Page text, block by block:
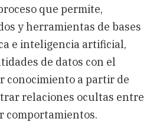
que permite,
y herramientas de bases
e inteligencia artificial,
de datos con el
conocimiento a partir de
relaciones ocultas entre
comportamientos.